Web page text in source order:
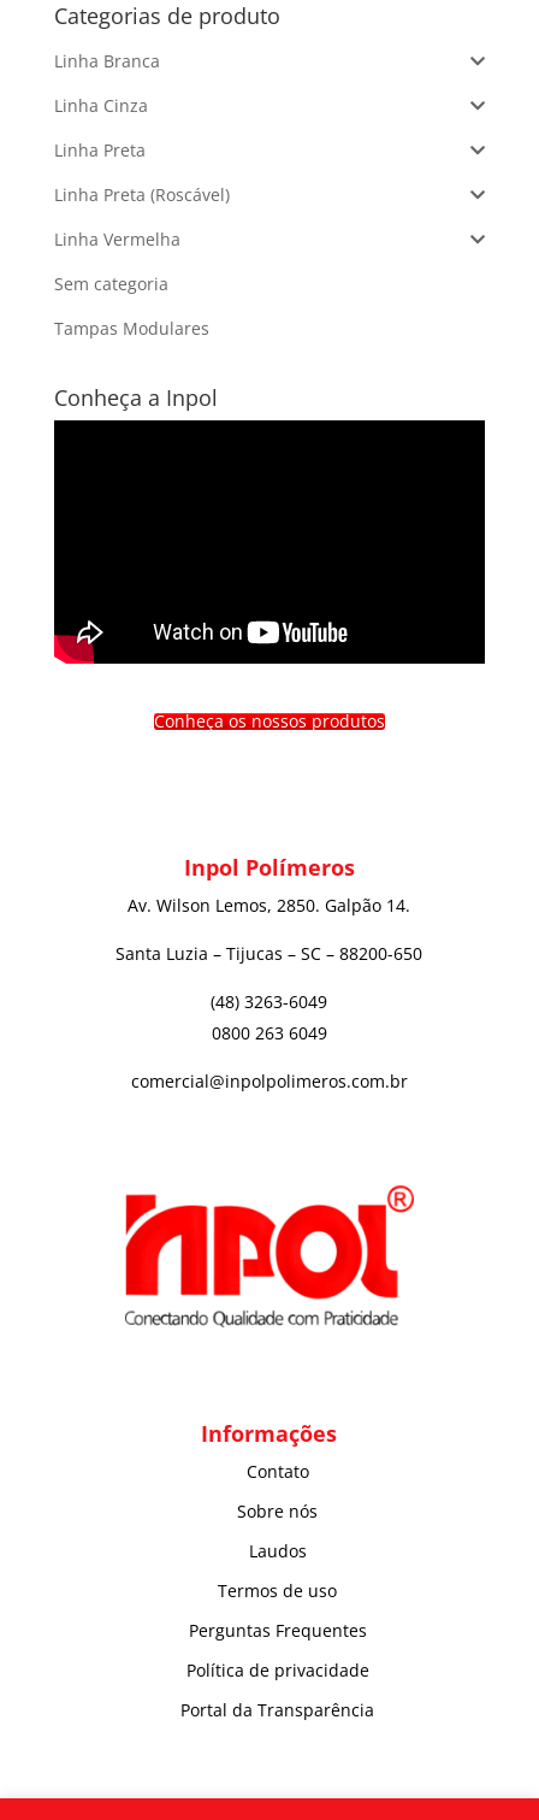
Categorias de produto
Linha Branca
Linha Cinza
Linha Preta
Linha Preta (Roscável)
Linha Vermelha
Sem categoria
Tampas Modulares
Conheça a Inpol
Conheça os nossos produtos
Inpol Polímeros
Av. Wilson Lemos, 2850. Galpão 14.
Santa Luzia – Tijucas – SC – 88200-650
(48) 3263-6049
0800 263 6049
comercial@inpolpolimeros.com.br
Informações
Contato
Sobre nós
Laudos
Termos de uso
Perguntas Frequentes
Política de privacidade
Portal da Transparência